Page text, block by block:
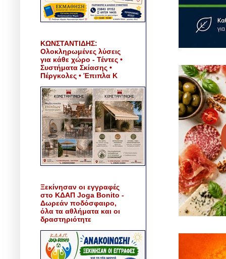
ΚΩΝΣΤΑΝΤΙΔΗΣ:
Ολοκληρωμένες λύσεις
για κάθε χώρο - Τέντες •
Συστήματα Σκίασης •
Πέργκολες • Έπιπλα Κ
Ξεκίνησαν οι εγγραφές
στο ΚΔΑΠ Joga Bonito -
Δωρεάν ποδόσφαιρο,
όλα τα αθλήματα και οι
δραστηριότητε